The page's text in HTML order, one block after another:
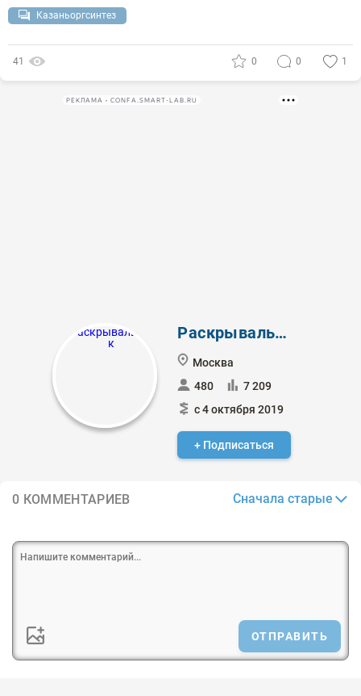
Казаньоргсинтез
41 0 0 1
РЕКЛАМА • CONFA.SMART-LAB.RU
Раскрывальщик
Москва
480
7 209
с 4 октября 2019
+ Подписаться
0 КОММЕНТАРИЕВ Сначала старые
ОТПРАВИТЬ